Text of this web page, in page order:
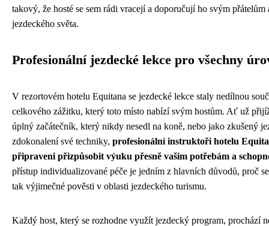
takový, že hosté se sem rádi vracejí a doporučují ho svým přátelům
jezdeckého světa.
Profesionální jezdecké lekce pro všechny
V rezortovém hotelu Equitana se jezdecké lekce staly nedílnou
celkového zážitku, který toto místo nabízí svým hostům. Ať už
úplný začátečník, který nikdy nesedl na koně, nebo jako zkušený
zdokonalení své techniky, profesionální instruktoři hotelu
připraveni přizpůsobit výuku přesně vašim potřebám a
přístup individualizované péče je jedním z hlavních důvodů, proč
tak výjimečné pověsti v oblasti jezdeckého turismu.
Každý host, který se rozhodne využít jezdecký program, prochází